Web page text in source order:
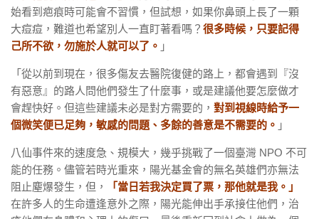
始看到疤痕時可能會不習慣，但試想，如果你鼻頭上長了一顆
大痘痘，難道也希望別人一直盯著看嗎？ 很多時候，只要記得
己所不欲，勿施於人就可以了。 」
「從以前到現在，很多傷友去醫院復健的路上，都會遇到『沒
有惡意』的路人問他們發生了什麼事，或是建議他要怎麼做才
會趕快好。但這些建議未必是對方需要的， 對到視線時給予一
個微笑便已足夠，敏感的問題、多餘的善意是不需要的。 」
八仙事件來的速度急、規模大，幾乎挑戰了一個臺灣 NPO 不可
能的任務。儘管若時光重來，陽光基金會的無名英雄們亦無法
阻止塵爆發生，但，
「當日若我決定買了票，那他就是我。」
在許多人的生命遭逢意外之際，陽光能伸出手承接住他們，治